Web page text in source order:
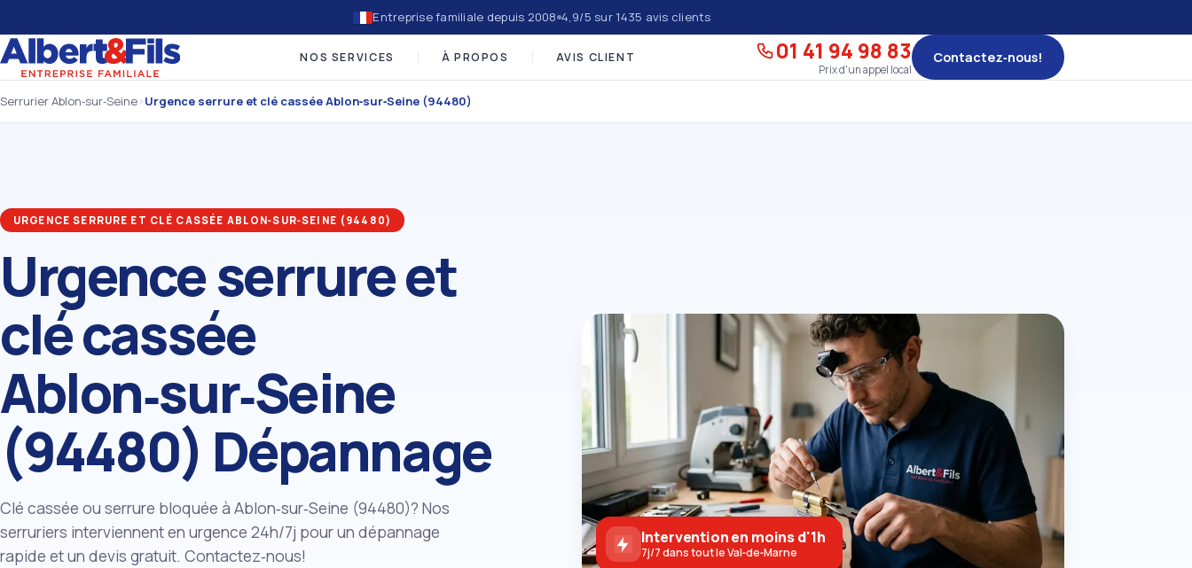
Entreprise familiale depuis 2008 4,9/5 sur 1435 avis clients
NOS SERVICES À PROPOS AVIS CLIENT 01 41 94 98 83
Prix d'un appel local
Contactez‑nous!
Serrurier Ablon‑sur‑Seine›Urgence serrure et clé cassée Ablon‑sur‑Seine (94480)
URGENCE SERRURE ET CLÉ CASSÉE ABLON‑SUR‑SEINE (94480)
Urgence serrure et
clé cassée
Ablon‑sur‑Seine
(94480) Dépannage
Clé cassée ou serrure bloquée à Ablon‑sur‑Seine (94480)? Nos
serruriers interviennent en urgence 24h/7j pour un dépannage
rapide et un devis gratuit. Contactez‑nous!
Intervention en moins d'1h
7j/7 dans tout le Val‑de‑Marne